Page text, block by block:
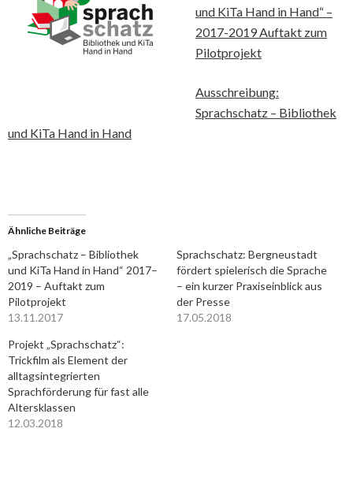
und KiTa Hand in Hand“ –
2017-2019 Auftakt zum
Pilotprojekt
Ausschreibung:
Sprachschatz – Bibliothek
und KiTa Hand in Hand
Ähnliche Beiträge
„Sprachschatz – Bibliothek
und KiTa Hand in Hand“ 2017–
2019 – Auftakt zum
Pilotprojekt
13.11.2017
Sprachschatz: Bergneustadt
fördert spielerisch die Sprache
– ein kurzer Praxiseinblick aus
der Presse
17.05.2018
Projekt „Sprachschatz“:
Trickfilm als Element der
alltagsintegrierten
Sprachförderung für fast alle
Altersklassen
12.03.2018